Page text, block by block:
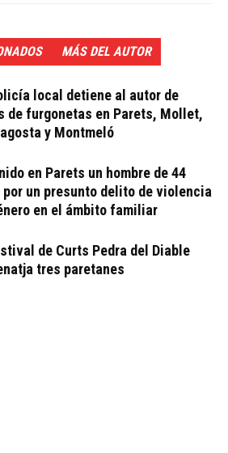
MÁS DEL AUTOR
local detiene al autor de
de furgonetas en Parets, Mollet,
y Montmeló
en Parets un hombre de 44
por un presunto delito de violencia
en el ámbito familiar
de Curts Pedra del Diable
tres paretanes